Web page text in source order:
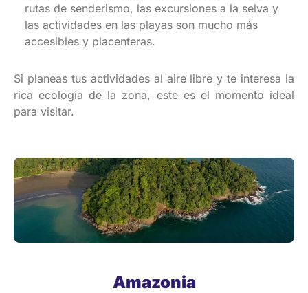
rutas de senderismo, las excursiones a la selva y
las actividades en las playas son mucho más
accesibles y placenteras.
Si planeas tus actividadesal airelibre yte interesa la
rica ecología de la zona, estees el momento ideal
para visitar.
Amazonia